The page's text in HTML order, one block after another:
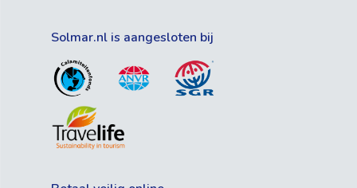
Solmar.nl is aangesloten bij